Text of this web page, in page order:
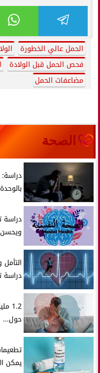
الحمل عالي الخطورة
فحص الحمل قبل الولادة
مضاعفات الحمل
الصحة
بالوحدة
دراسة
حول...
يمكن